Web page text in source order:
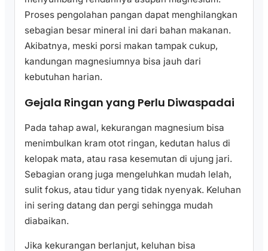
Proses pengolahan pangan dapat menghilangkan
sebagian besar mineral ini dari bahan makanan.
Akibatnya, meski porsi makan tampak cukup,
kandungan magnesiumnya bisa jauh dari
kebutuhan harian.
Gejala Ringan yang Perlu Diwaspadai
Pada tahap awal, kekurangan magnesium bisa
menimbulkan kram otot ringan, kedutan halus di
kelopak mata, atau rasa kesemutan di ujung jari.
Sebagian orang juga mengeluhkan mudah lelah,
sulit fokus, atau tidur yang tidak nyenyak. Keluhan
ini sering datang dan pergi sehingga mudah
diabaikan.
Jika kekurangan berlanjut, keluhan bisa